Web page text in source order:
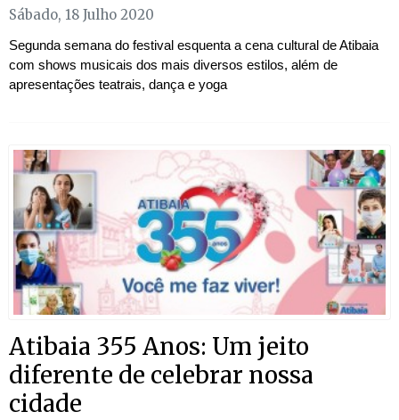
Sábado, 18 Julho 2020
Segunda semana do festival esquenta a cena cultural de Atibaia
com shows musicais dos mais diversos estilos, além de
apresentações teatrais, dança e yoga
Atibaia 355 Anos: Um jeito
diferente de celebrar nossa
cidade